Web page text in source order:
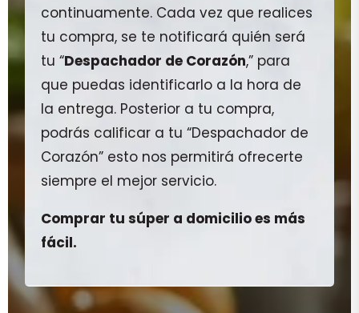
continuamente. Cada vez que realices
tu compra, se te notificará quién será
tu “Despachador de Corazón,” para
que puedas identificarlo a la hora de
la entrega. Posterior a tu compra,
podrás calificar a tu “Despachador de
Corazón” esto nos permitirá ofrecerte
siempre el mejor servicio.
Comprar tu súper a domicilio es más
fácil.